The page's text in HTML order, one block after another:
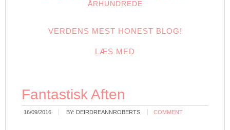
ÅRHUNDREDE
VERDENS MEST HONEST BLOG!
LÆS MED
Fantastisk Aften
16/09/2016 BY: DEIRDREANNROBERTS COMMENT